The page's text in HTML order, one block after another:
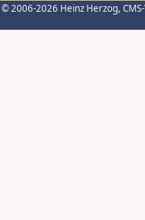
© 2006-2026 Heinz Herzog,